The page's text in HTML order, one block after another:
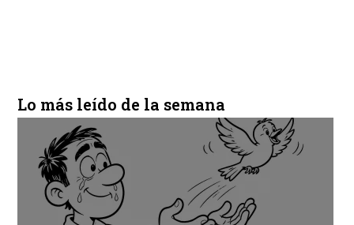
Lo más leído de la semana